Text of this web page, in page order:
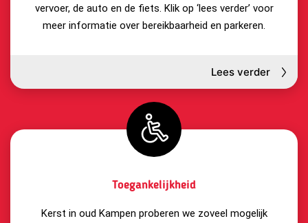
vervoer, de auto en de fiets. Klik op ‘lees verder’ voor
meer informatie over bereikbaarheid en parkeren.
Lees verder
Toegankelijkheid
Kerst in oud Kampen proberen we zoveel mogelijk